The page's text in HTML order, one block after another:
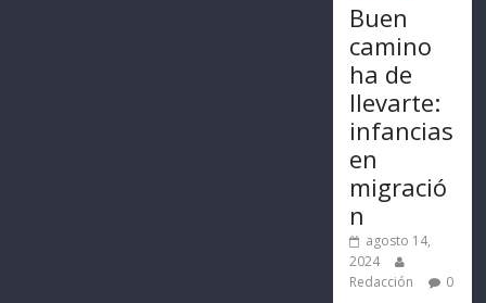
Buen
camino
ha de
llevarte:
infancias
en
migració
n
agosto 14,
2024
Redacción
0